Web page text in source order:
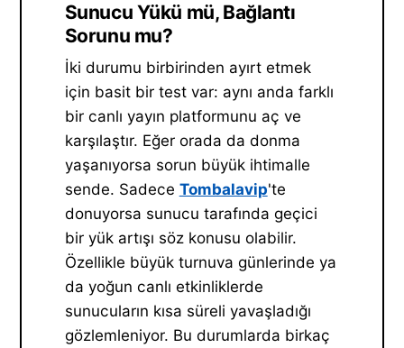
Sunucu Yükü mü, Bağlantı
Sorunu mu?
İki durumu birbirinden ayırt etmek
için basit bir test var: aynı anda farklı
bir canlı yayın platformunu aç ve
karşılaştır. Eğer orada da donma
yaşanıyorsa sorun büyük ihtimalle
sende. Sadece Tombalavip'te
donuyorsa sunucu tarafında geçici
bir yük artışı söz konusu olabilir.
Özellikle büyük turnuva günlerinde ya
da yoğun canlı etkinliklerde
sunucuların kısa süreli yavaşladığı
gözlemleniyor. Bu durumlarda birkaç